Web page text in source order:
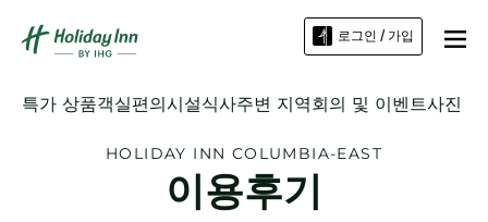
로그인 / 가입
특가 상품객실편의시설식사주변 지역회의 및 이벤트사진
HOLIDAY INN COLUMBIA-EAST
이용후기